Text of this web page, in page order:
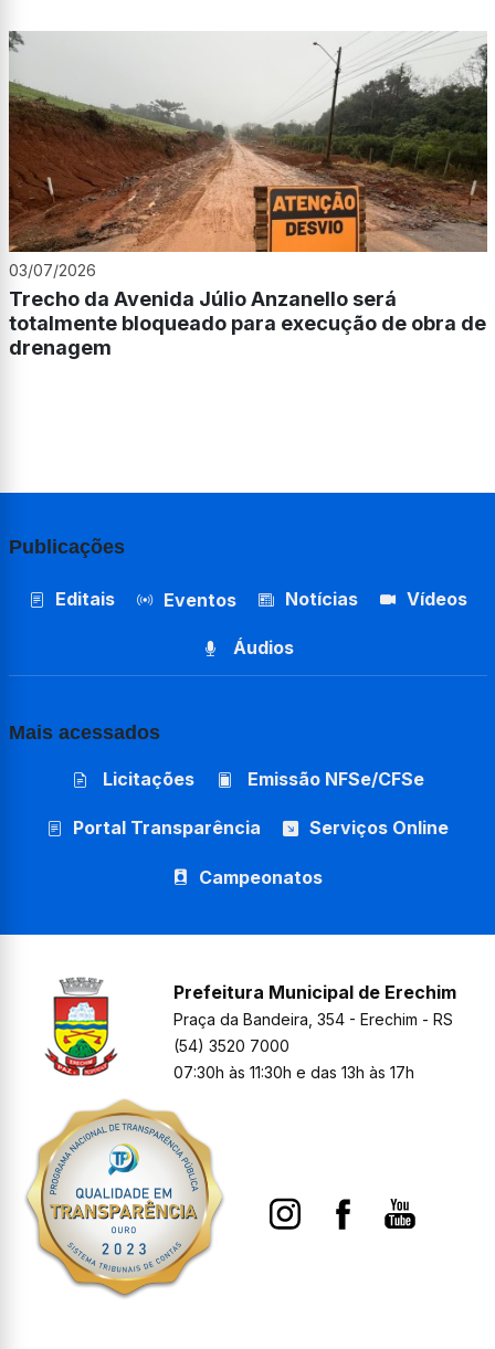
03/07/2026
Trecho da Avenida Júlio Anzanello será
totalmente bloqueado para execução de obra de
drenagem
Publicações
Editais Eventos Notícias Vídeos
Áudios
Mais acessados
Licitações Emissão NFSe/CFSe
Portal Transparência Serviços Online
Campeonatos
Prefeitura Municipal de Erechim
Praça da Bandeira, 354 - Erechim - RS
(54) 3520 7000
07:30h às 11:30h e das 13h às 17h